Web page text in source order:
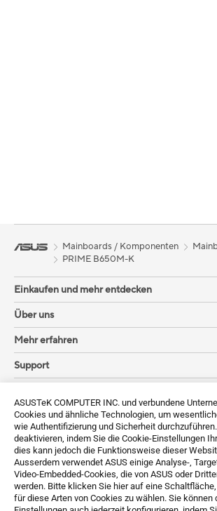
ASUSTeK COMPUTER INC. und verbundene
Cookies und ähnliche Technologien, um
wie Authentifizierung und Sicherheit
deaktivieren, indem Sie die Cookie-Einstellungen
dies kann jedoch die Funktionsweise dieser
Ausserdem verwendet ASUS einige Analyse-,
Video-Embedded-Cookies, die von ASUS oder
werden. Bitte klicken Sie hier auf eine
für diese Arten von Cookies zu wählen. Sie können
Mainboards / Komponenten
PRIME B650M-K
Einkaufen und mehr entdecken
Über uns
Mehr erfahren
Support
Erhalten Sie die neuesten Angebote und mehr